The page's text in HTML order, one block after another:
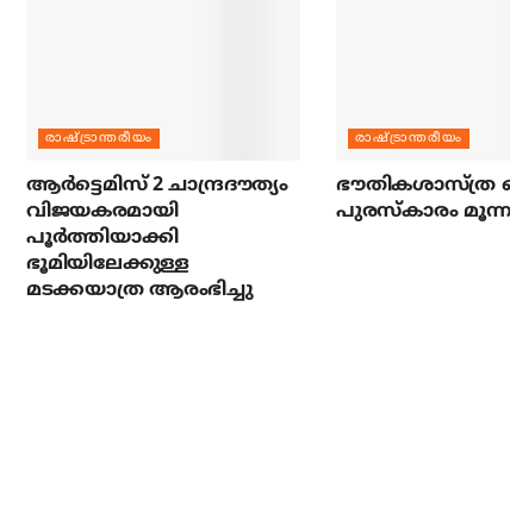
രാഷ്ട്രാന്തരീയം
ആര്‍ട്ടെമിസ് 2 ചാന്ദ്രദൗത്യം
വിജയകരമായി
പൂര്‍ത്തിയാക്കി
ഭൂമിയിലേക്കുള്ള
മടക്കയാത്ര ആരംഭിച്ചു
രാഷ്ട്രാന്തരീയം
പുരസ്‌കാരം